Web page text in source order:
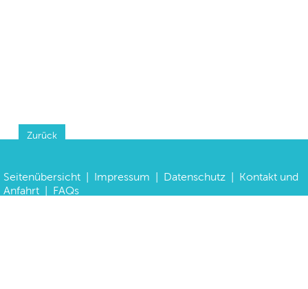
Zurück
Seitenübersicht Impressum Datenschutz
Kontakt und
Anfahrt
FAQs